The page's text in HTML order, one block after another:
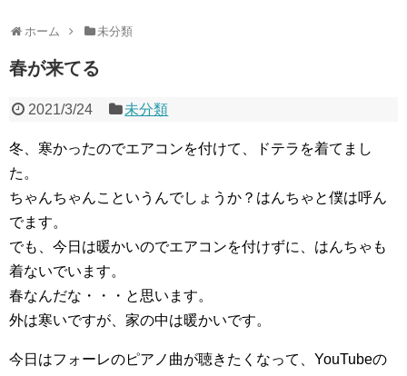
ホーム 未分類
春が来てる
2021/3/24 未分類
冬、寒かったのでエアコンを付けて、ドテラを着てまし
た。
ちゃんちゃんこというんでしょうか？はんちゃと僕は呼ん
でます。
でも、今日は暖かいのでエアコンを付けずに、はんちゃも
着ないでいます。
春なんだな・・・と思います。
外は寒いですが、家の中は暖かいです。
今日はフォーレのピアノ曲が聴きたくなって、YouTubeの